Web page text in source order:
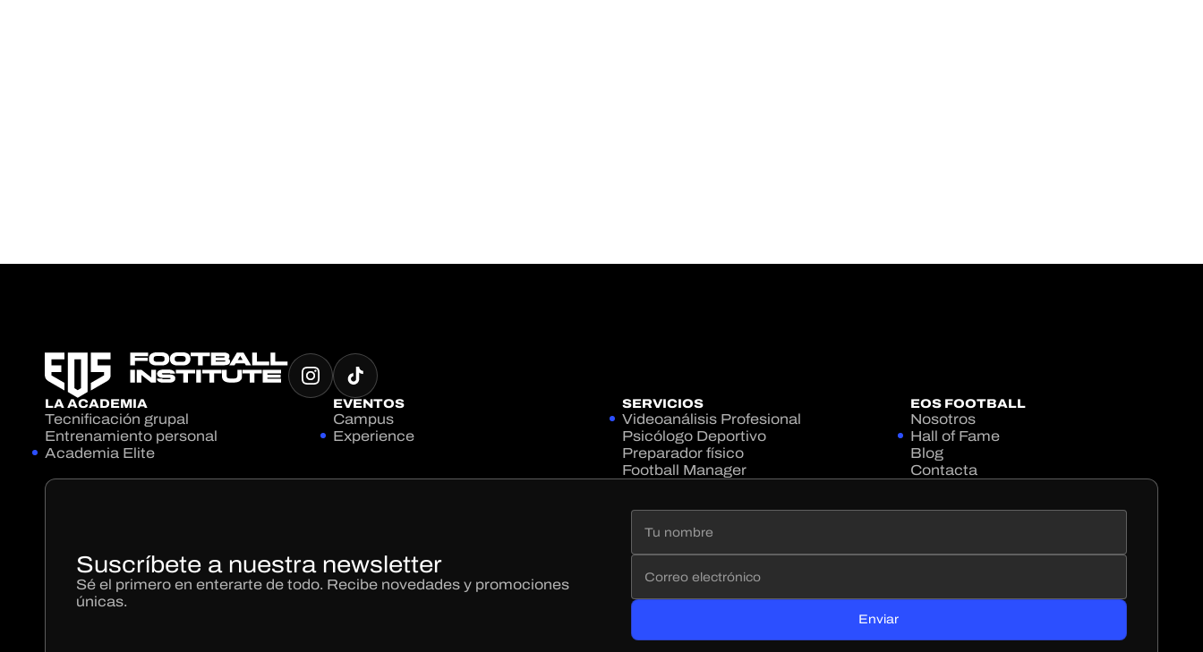
LA ACADEMIA
Tecnificación grupal
Entrenamiento personal
Academia Elite
EVENTOS
Campus
Experience
SERVICIOS
Videoanálisis Profesional
Psicólogo Deportivo
Preparador físico
Football Manager
EOS FOOTBALL
Nosotros
Hall of Fame
Blog
Contacta
Suscríbete a nuestra newsletter
Sé el primero en enterarte de todo. Recibe novedades y promociones
únicas.